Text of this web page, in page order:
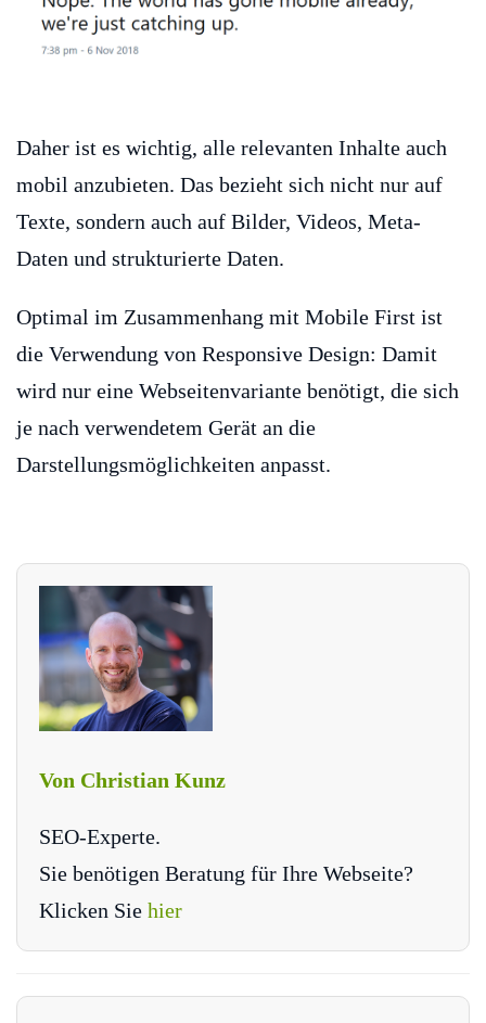
Daher ist es wichtig, alle relevanten Inhalte auch
mobil anzubieten. Das bezieht sich nicht nur auf
Texte, sondern auch auf Bilder, Videos, Meta-
Daten und strukturierte Daten.
Optimal im Zusammenhang mit Mobile First ist
die Verwendung von Responsive Design: Damit
wird nur eine Webseitenvariante benötigt, die sich
je nach verwendetem Gerät an die
Darstellungsmöglichkeiten anpasst.
Von Christian Kunz
SEO-Experte.
Sie benötigen Beratung für Ihre Webseite?
Klicken Sie hier